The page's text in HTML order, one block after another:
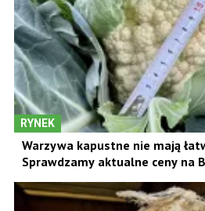
RYNEK
Warzywa kapustne nie mają
Sprawdzamy aktualne ceny na